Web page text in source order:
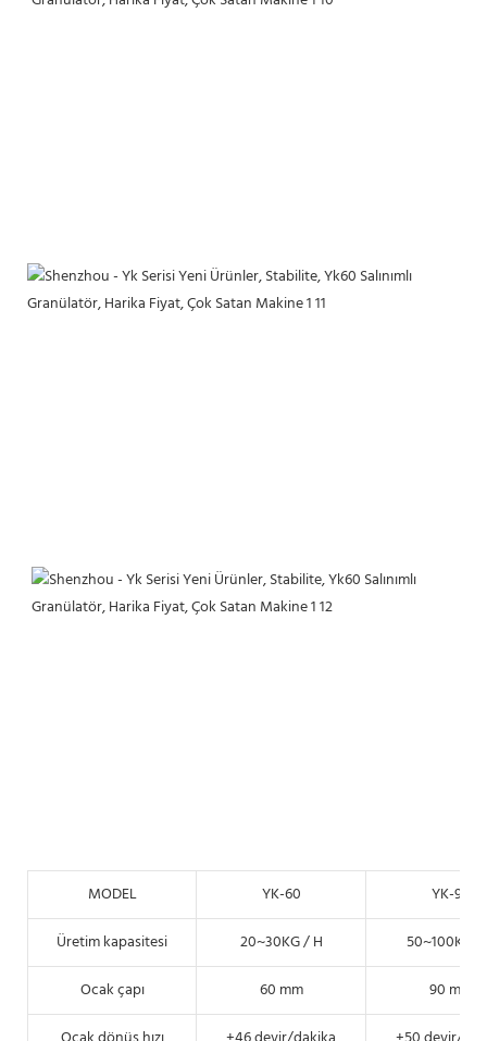
MODEL YK-60
YK-90
Üretim kapasitesi
20~30KG / H
50~100KG /
Ocak çapı
60 mm
90 mm